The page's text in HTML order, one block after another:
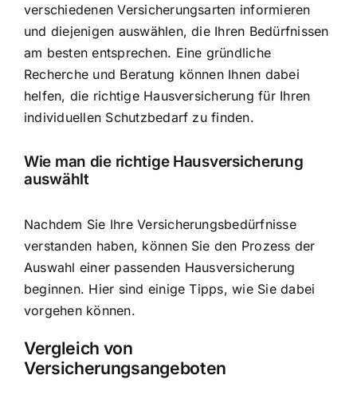
verschiedenen Versicherungsarten informieren
und diejenigen auswählen, die Ihren Bedürfnissen
am besten entsprechen. Eine gründliche
Recherche und Beratung können Ihnen dabei
helfen, die richtige Hausversicherung für Ihren
individuellen Schutzbedarf zu finden.
Wie man die richtige Hausversicherung
auswählt
Nachdem Sie Ihre Versicherungsbedürfnisse
verstanden haben, können Sie den Prozess der
Auswahl einer passenden Hausversicherung
beginnen. Hier sind einige Tipps, wie Sie dabei
vorgehen können.
Vergleich von
Versicherungsangeboten